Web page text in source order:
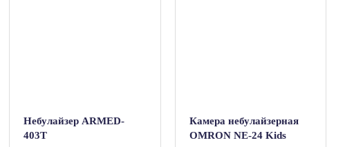
Небулайзер АRMED-
403T
Камера небулайзерная
OMRON NE-24 Kids